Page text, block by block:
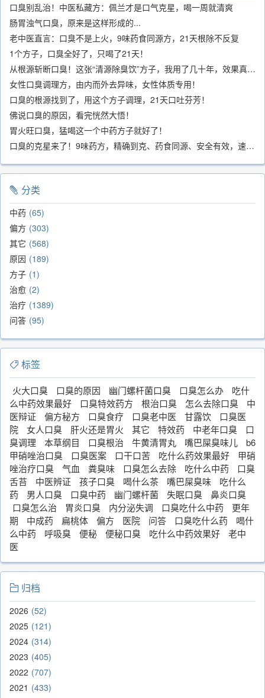
口臭别乱治！中医私藏方：佩兰才是口气克星，喝一周就清爽
肠胃浊气口臭，原来是这样形成的...
老中医直言：口臭不是上火，9味药食同源方，21天根除不反复
1个方子，口臭全好了，只喝了21天！
从根源斩断口臭！这张“清源除臭饮”方子，我用了几十年，效果真不错
女性口臭调理方，由内而外去异味，女性体质专用！
口臭的根源找到了，用这个方子调理，21天口吐芬芳！
佛说口臭的原因，看完恍然大悟！
胃火旺口臭，猛喝这一个中药方子就好了！
口臭的克星来了！9味药方，精确到克、药食同源、安全有效，速看！
分类
中药 65
偏方 303
其它 568
原因 189
方子 1
治愈 2
治疗 1389
问答 95
标签
火大口臭 口臭的原因 幽门螺杆菌口臭 口臭怎么办
吃什
么中药效果最好
口臭特效药方 根治口臭 怎么去除口臭
中
医辩证
偏方秘方 口臭食疗 口臭老中医 甘露饮
口臭医
院
女人口臭 肝火还是胃火 其它 特效药 中老年口臭
口
臭调理
本草纲目 口臭根治 牛黄清胃丸 嘴巴屎臭味儿
b6
甲硝唑治口臭
口臭医案 口干口苦 吃什么药效果最好
甲硝
唑治疗口臭
气血 粪臭味 口臭怎么去除 吃什么中药
口臭
舌苔
中医辨证 孩子口臭 喝什么茶 嘴巴屎臭味
吃什么
药
男人口臭 口臭中药 幽门螺杆菌 失眠口臭
鼻炎口臭
口臭怎么治
胃炎口臭 内分泌失调 口臭吃什么中药
更年
期
中成药 扁桃体 偏方 医院 问答 口臭吃什么药
喝什
么中药
呼吸臭 便秘 便秘口臭 吃什么中药效果好
老中
医
归档
2026 52
2025 121
2024 314
2023 405
2022 707
2021
433